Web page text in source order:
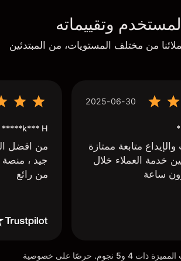
وتقييماته
من مختلف المستويات، من المبتدئين
2025-06-30
متابعة ممتازة
خدمة العملاء خلال
ساعة
k*** H*****
من افضل
جيد ،
من رائع
نستعرض هنا التقييمات المميزة ذات 4 و5 نجوم. حرصًا على خصوصية